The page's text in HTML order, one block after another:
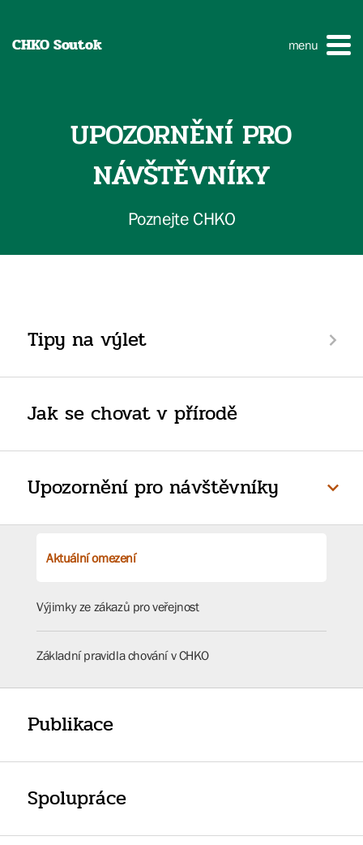
CHKO Soutok menu
UPOZORNĚNÍ PRO
NÁVŠTĚVNÍKY
Poznejte CHKO
Tipy na výlet
Jak se chovat v přírodě
Upozornění pro návštěvníky
Aktuální omezení
Výjimky ze zákazů pro veřejnost
Základní pravidla chování v CHKO
Publikace
Spolupráce